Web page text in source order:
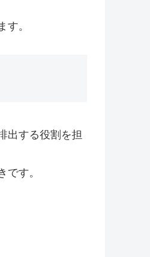
。
出する役割を担
す。